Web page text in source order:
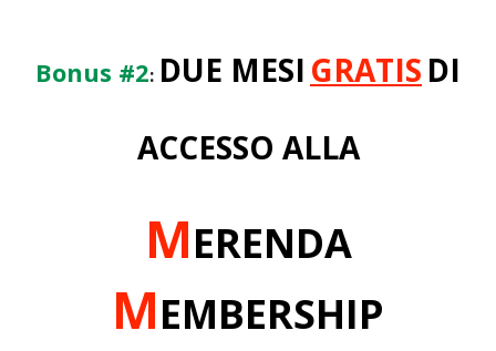
Bonus #2: DUE MESI GRATIS DI
ACCESSO ALLA
MERENDA
MEMBERSHIP